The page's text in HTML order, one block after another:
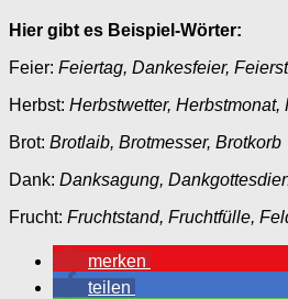
Hier gibt es Beispiel-Wörter:
Feier: Feiertag, Dankesfeier,
Herbst: Herbstwetter, Herbstmonat,
Brot: Brotlaib, Brotmesser, Brotkorb
Dank: Danksagung,
Frucht: Fruchtstand, Fruchtfülle,
merken
teilen